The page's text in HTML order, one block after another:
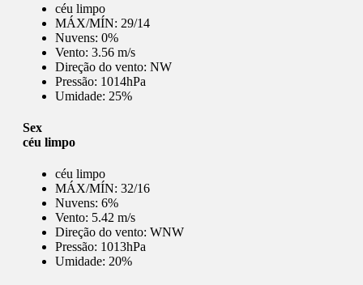
céu limpo
MÁX/MÍN: 29/14
Nuvens: 0%
Vento: 3.56 m/s
Direção do vento: NW
Pressão: 1014hPa
Umidade: 25%
Sex
céu limpo
céu limpo
MÁX/MÍN: 32/16
Nuvens: 6%
Vento: 5.42 m/s
Direção do vento: WNW
Pressão: 1013hPa
Umidade: 20%